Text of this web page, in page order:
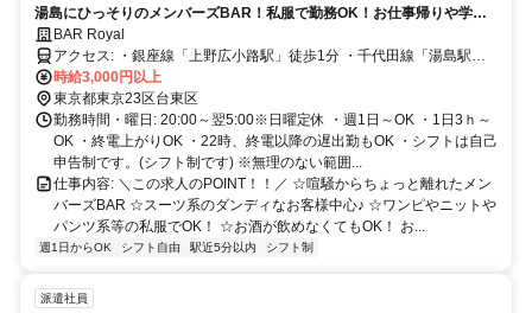
服勤務】
湯島にひっそりのメンバーズBAR！私服で勤務OK！お仕事帰りや学校
帰りにもそのまま勤務可☆髪型やカラーも自由です♪
BAR Royal
アクセス: ・銀座線「上野広小路駅」徒歩1分 ・千代田線「湯島駅」
徒歩3分 ・JR線「御徒町駅」徒歩5分 ・JR線「上野駅」徒歩6分 ・
JR線「秋葉原駅」徒歩8分
時給3,000円以上
東京都東京23区台東区
勤務時間・曜日: 20:00～翌5:00※日曜定休 ・週1日～OK ・1日3ｈ～
OK ・終電上がりOK ・22時、終電以降の遅出勤もOK ・シフトは自己
申告制です。(シフト制です) ※無理のない範囲...
仕事内容: ＼この求人のPOINT！！／ ☆喧騒からちょっと離れたメン
バーズBAR ☆スーツ系のダンディなお客様中心♪ ☆ワンピやニットや
パンツ系等の私服でOK！ ☆お酒が飲めなくてもOK！ お...
週1日からOK シフト自由 駅近5分以内 シフト制
派遣社員